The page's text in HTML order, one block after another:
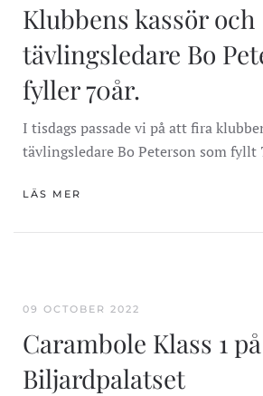
Klubbens kassör och
tävlingsledare Bo
fyller 70år.
I tisdags passade vi på att fira
tävlingsledareBo Peterson som fyllt
LÄS MER
09 OCTOBER 2022
Carambole Klass 1 på
Biljardpalatset